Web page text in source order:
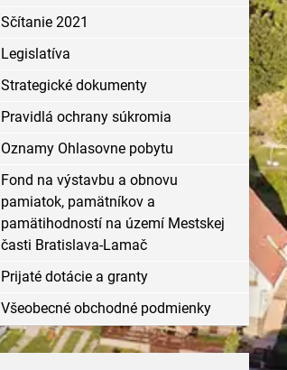
Sčítanie 2021
Legislatíva
Strategické dokumenty
Pravidlá ochrany súkromia
Oznamy Ohlasovne pobytu
Fond na výstavbu a obnovu
pamiatok, pamätníkov a
pamätihodností na území Mestskej
časti Bratislava-Lamač
Prijaté dotácie a granty
Všeobecné obchodné podmienky